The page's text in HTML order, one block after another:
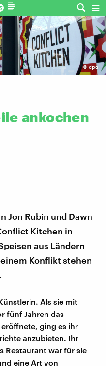
© dpa
ankochen
Jon Rubin und Dawn
Kitchen in
aus Ländern
Konflikt stehen
Als sie mit
fünf Jahren das
eröffnete, ging es ihr
anzubieten. Ihr
Restaurant war für sie
eine Art von